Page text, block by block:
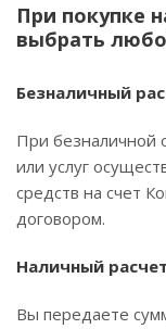
При покупке
выбрать
Безналичный
При безналичной
или услуг
средств на счет
договором.
Наличный
Вы передаете